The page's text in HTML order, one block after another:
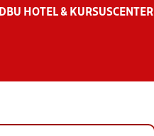
DBU HOTEL & KURSUSCENTER